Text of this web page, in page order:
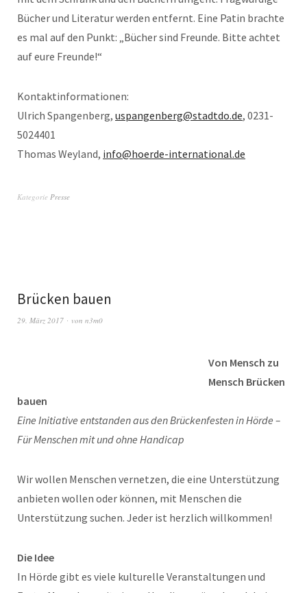
Bücher und Literatur werden entfernt. Eine Patin brachte
es mal auf den Punkt: „Bücher sind Freunde. Bitte achtet
auf eure Freunde!“
Kontaktinformationen:
Ulrich Spangenberg, uspangenberg@stadtdo.de, 0231-
5024401
Thomas Weyland, info@hoerde-international.de
Kategorie Presse
Brücken bauen
29. März 2017 von n3m0
Von Mensch zu
Mensch Brücken
bauen
Eine Initiative entstanden aus den Brückenfesten in Hörde –
Für Menschen mit und ohne Handicap
Wir wollen Menschen vernetzen, die eine Unterstützung
anbieten wollen oder können, mit Menschen die
Unterstützung suchen. Jeder ist herzlich willkommen!
Die Idee
In Hörde gibt es viele kulturelle Veranstaltungen und